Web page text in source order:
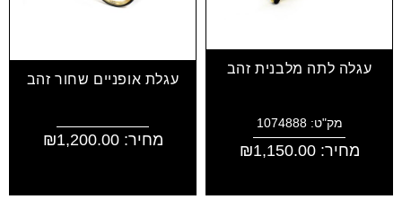
עגלה לתה מלבנית זהב
מק"ט: 1074888
מחיר: ₪1,150.00
עגלת אופניים שחור זהב
מחיר: ₪1,200.00